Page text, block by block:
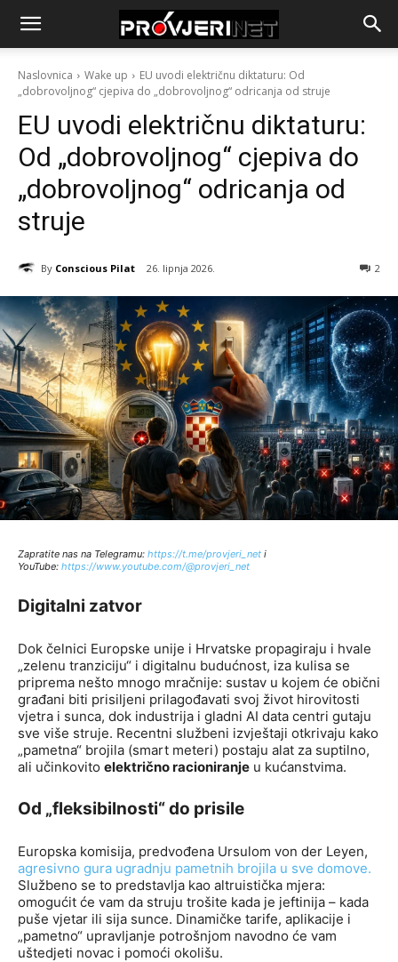
Naslovnica Wake up
EU uvodi električnu diktaturu: Od
„dobrovoljnog“ cjepiva do „dobrovoljnog“ odricanja od struje
EU uvodi električnu diktaturu:
Od „dobrovoljnog“ cjepiva do
„dobrovoljnog“ odricanja od
struje
By Conscious Pilat 26. lipnja 2026. 2
Zapratite nas na Telegramu: https://t.me/provjeri_net i
YouTube: https://www.youtube.com/@provjeri_net
Digitalni zatvor
Dok čelnici Europske unije i Hrvatske propagiraju i hvale
„zelenu tranziciju“ i digitalnu budućnost, iza kulisa se
priprema nešto mnogo mračnije: sustav u kojem će obični
građani biti prisiljeni prilagođavati svoj život hirovitosti
vjetra i sunca, dok industrija i gladni AI data centri gutaju
sve više struje. Recentni službeni izvještaji otkrivaju kako
„pametna“ brojila (smart meteri) postaju alat za suptilno,
ali učinkovito električno racioniranje u kućanstvima.
Od „fleksibilnosti“ do prisile
Europska komisija, predvođena Ursulom von der Leyen,
agresivno gura ugradnju pametnih brojila u sve domove.
Službeno se to predstavlja kao altruistička mjera:
omogućit će vam da struju trošite kada je jeftinija – kada
puše vjetar ili sija sunce. Dinamičke tarife, aplikacije i
„pametno“ upravljanje potrošnjom navodno će vam
uštedjeti novac i pomoći okolišu.